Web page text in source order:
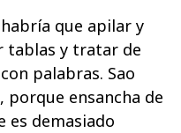
que apilar y
tablas y tratar de
palabras. Sao
porque ensancha de
es demasiado